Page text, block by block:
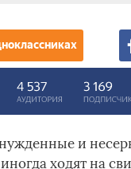
и
ходят на